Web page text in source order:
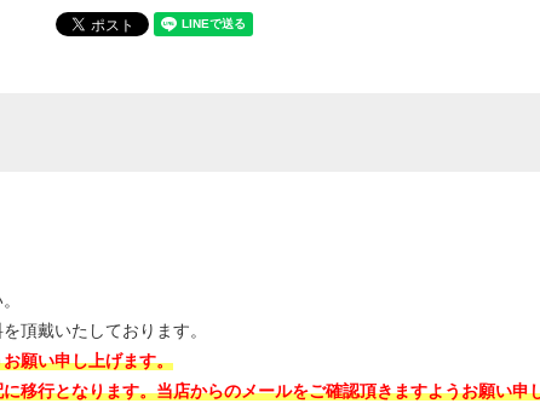
頂戴いたしております。
願い申し上げます。
移行となります。当店からのメールをご確認頂きますようお願い申